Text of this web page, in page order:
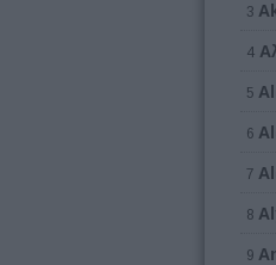
3
4
5
6
7
8
9